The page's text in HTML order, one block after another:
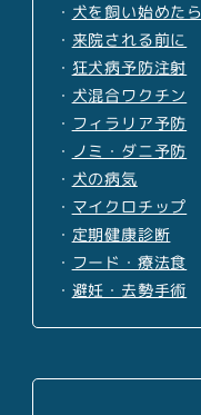
・ 犬を飼い始めたら
・ 来院される前に
・ 狂犬病予防注射
・ 犬混合ワクチン
・ フィラリア予防
・ ノミ・ダニ予防
・ 犬の病気
・ マイクロチップ
・ 定期健康診断
・ フード・療法食
・ 避妊・去勢手術